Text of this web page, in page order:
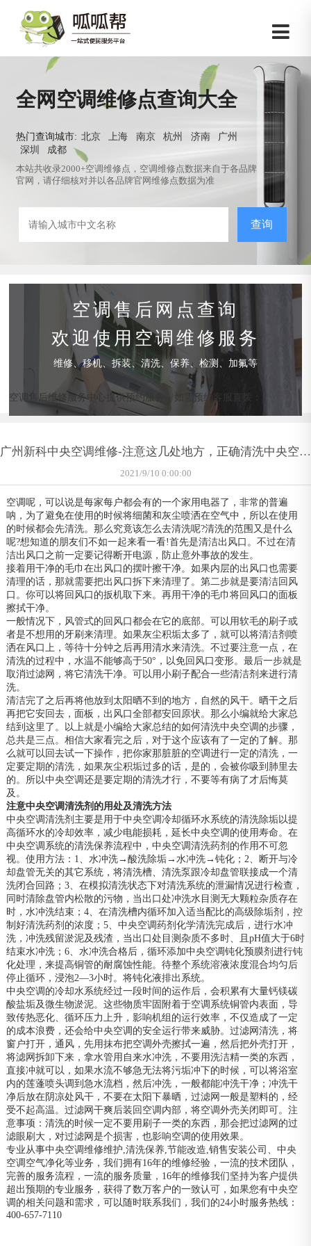
全网空调维修点查询大全
热门查询城市: 北京 上海 南京 杭州 济南
广州
深圳
成都
本站共收录2000+空调维修点，空调维修点数据来自于各品牌
官网，请仔细核对并以各品牌官网维修点数据为准
查询
空调售后网点查询
欢迎使用空调维修服务
维修、移机、拆装、清洗、保养、检测、加氟等
空调售后维修服务中心提供预约服务，如需预约客服直拨：
广州新科中央空调维修-注意这几处地方，正确清洗中央空调
很重要
2021/9/10 0:00:00
空调呢，可以说是每家每户都会有的一个家用电器了，非常的普遍
呐，为了避免在使用的时候将细菌和灰尘喷洒在空气中，所以在使用
的时候都会先清洗。那么究竟该怎么去清洗呢?清洗的范围又是什么
呢?想知道的朋友们不如一起来看一看!首先是清洁出风口。不过在清
洁出风口之前一定要记得断开电源，防止意外事故的发生。
接着用干净的毛巾在出风口的摆叶擦干净。如果内层的出风口也需要
清理的话，那就需要把出风口拆下来清理了。第二步就是要清洁回风
口。你可以将回风口的扳机取下来。再用干净的毛巾将回风口的面板
擦拭干净。
一般情况下，风管式的回风口都会在它的底部。可以用软毛的刷子或
者是不想用的牙刷来清理。如果灰尘积垢太多了，就可以将清洁剂喷
洒在风口上，等待十分钟之后再用清水来清洗。不过要注意一点，在
清洗的过程中，水温不能够高于50°，以免回风口变形。最后一步就是
取消过滤网，将它清洗干净。可以用小刷子配合一些清洁剂来进行清
洗。
清洁完了之后再将他放到太阳晒不到的地方，自然的风干。晒干之后
再把它安回去，面板，出风口全部都安回原状。那么小编就给大家总
结到这里了。以上就是小编给大家总结的如何清洗中央空调的步骤，
总共是三点。相信大家看完之后，对于这个应该有了一定的了解。那
么就可以回去试一下操作，把你家那脏脏的空调进行一定的清洗，一
定要定期的清洗，如果灰尘积垢过多的话，是的，会被你吸到肺里去
的。所以中央空调还是要定期的清洗才行，不要等有病了才后悔莫
及。
注意中央空调清洗剂的用处及清洗方法
中央空调清洗剂主要是用于中央空调冷却循环水系统的清洗除垢以提
高循环水的冷却效率，减少电能损耗，延长中央空调的使用寿命。在
中央空调系统的清洗保养流程中，中央空调清洗药剂的作用不可忽
视。使用方法：1、水冲洗→酸洗除垢→水冲洗→钝化；2、断开与冷
却盘管无关的其它系统，将清洗槽、清洗泵跟冷却盘管联接成一个清
洗闭合回路；3、在模拟清洗状态下对清洗系统的泄漏情况进行检查，
同时清除盘管内松散的污物，当出口处冲洗水目测无大颗粒杂质存在
时，水冲洗结束；4、在清洗槽内循环加入适当配比的高级除垢剂，控
制好清洗药剂的浓度；5、中央空调药剂化学清洗完成后，进行水冲
洗，冲洗残留淤泥及残渣，当出口处目测杂质不多时、且pH值大于6时
结束水冲洗；6、水冲洗合格后，循环添加中央空调钝化预膜剂进行钝
化处理，来提高铜管的耐腐蚀性能。待整个系统溶液浓度混合均匀后
停止循环，浸泡2—3小时。将钝化液排出系统。
中央空调的冷却水系统经过一段时间的运作后，会积累有大量钙镁碳
酸盐垢及微生物淤泥。这些物质牢固附着于空调系统铜管内表面，导
致传热恶化、循环压力上升，影响机组的运行效率，不仅造成了一定
的成本浪费，还会给中央空调的安全运行带来威胁。过滤网清洗，将
窗户打开，通风，先用抹布把空调外壳擦拭一遍，然后把外壳打开，
将滤网拆卸下来，拿水管用自来水冲洗，不要用洗洁精一类的东西，
直接冲就可以，如果水流不够急无法将污垢冲下的时候，可以将浴室
内的莲蓬喷头调到急水流档，然后冲洗，一般都能冲洗干净；冲洗干
净后放在阴凉处风干，不要在太阳下暴晒，过滤网一般是塑料的，经
受不起高温。过滤网干爽后装回空调内部，将空调外壳关闭即可。注
意事项：清洗的时候一定不要用刷子一类的东西，那会把过滤网的过
滤眼刷大，对过滤网是个损害，也影响空调的使用效果。
专业从事中央空调维修维护,清洗保养,节能改造,销售安装公司、中央
空调空气净化等业务，我们拥有16年的维修经验，一流的技术团队，
完善的服务流程，一流的服务质量，16年的维修我们坚持为客户提供
超出预期的专业服务，获得了数万客户的一致认可，如果您有中央空
调的相关问题和需求，可以随时联系我们，我们的24小时服务热线：
400-657-7110